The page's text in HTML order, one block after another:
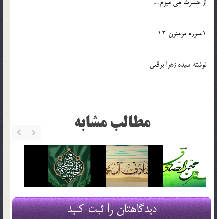
1.سوره مومنون ۱۲
نوشته سیده زهرا برقعی
مطالب مشابه
دیدگاهتان را ثبت کنید